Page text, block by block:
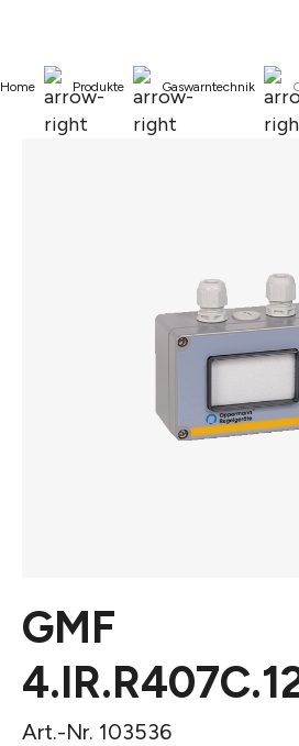
Home Produkte Gaswarntechnik
GMF
Art.-Nr. 103536